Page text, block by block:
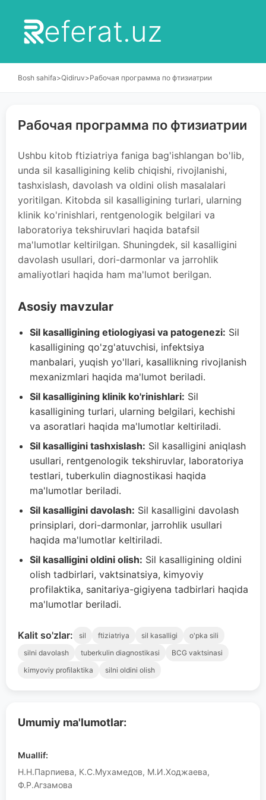
eferat.uz
Bosh sahifa>Qidiruv>Рабочая программа по фтизиатрии
Umumiy ma'lumotlar:
Muallif:
Н.Н.Парпиева, К.С.Мухамедов, М.И.Ходжаева,
Ф.Р.Агзамова
Рабочая программа по фтизиатрии
Ushbu kitob ftiziatriya faniga bag'ishlangan bo'lib,
unda sil kasalligining kelib chiqishi, rivojlanishi,
tashxislash, davolash va oldini olish masalalari
yoritilgan. Kitobda sil kasalligining turlari, ularning
klinik ko'rinishlari, rentgenologik belgilari va
laboratoriya tekshiruvlari haqida batafsil
ma'lumotlar keltirilgan. Shuningdek, sil kasalligini
davolash usullari, dori-darmonlar va jarrohlik
amaliyotlari haqida ham ma'lumot berilgan.
Asosiy mavzular
Sil kasalligining etiologiyasi va patogenezi: Sil
kasalligining qo'zg'atuvchisi, infektsiya
manbalari, yuqish yo'llari, kasallikning rivojlanish
mexanizmlari haqida ma'lumot beriladi.
Sil kasalligining klinik ko'rinishlari: Sil
kasalligining turlari, ularning belgilari, kechishi
va asoratlari haqida ma'lumotlar keltiriladi.
Sil kasalligini tashxislash: Sil kasalligini aniqlash
usullari, rentgenologik tekshiruvlar, laboratoriya
testlari, tuberkulin diagnostikasi haqida
ma'lumotlar beriladi.
Sil kasalligini davolash: Sil kasalligini davolash
prinsiplari, dori-darmonlar, jarrohlik usullari
haqida ma'lumotlar keltiriladi.
Sil kasalligini oldini olish: Sil kasalligining oldini
olish tadbirlari, vaktsinatsiya, kimyoviy
profilaktika, sanitariya-gigiyena tadbirlari haqida
ma'lumotlar beriladi.
Kalit so'zlar: sil ftiziatriya sil kasalligi
o'pka sili
silni davolash
tuberkulin diagnostikasi
BCG vaktsinasi
kimyoviy profilaktika
silni oldini olish